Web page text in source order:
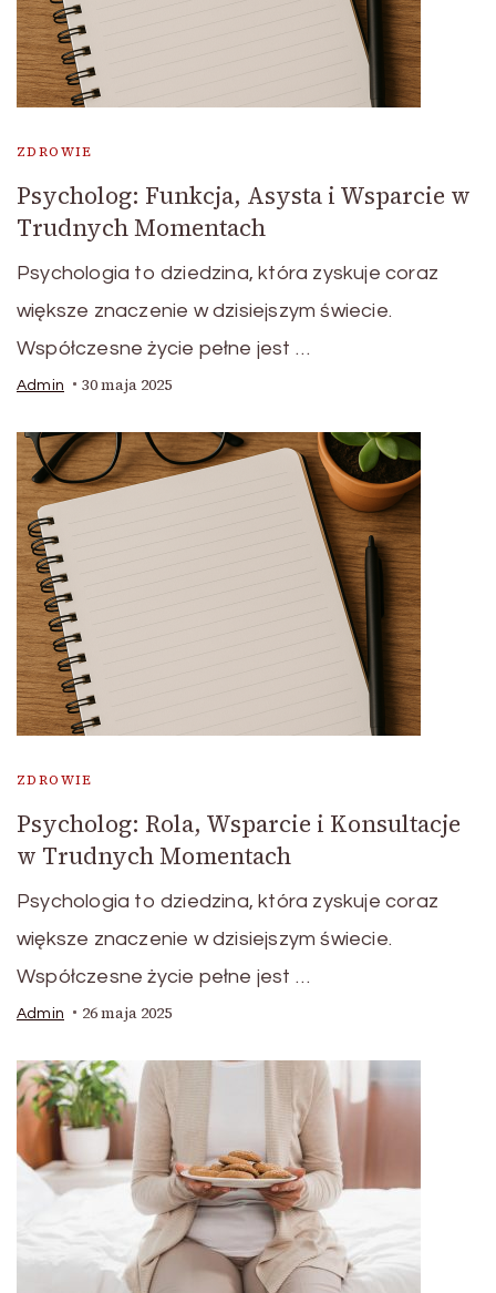
ZDROWIE
Psycholog: Funkcja, Asysta i Wsparcie w
Trudnych Momentach
Psychologia to dziedzina, która zyskuje coraz
większe znaczenie w dzisiejszym świecie.
Współczesne życie pełne jest …
Admin 30 maja 2025
ZDROWIE
Psycholog: Rola, Wsparcie i Konsultacje
w Trudnych Momentach
Psychologia to dziedzina, która zyskuje coraz
większe znaczenie w dzisiejszym świecie.
Współczesne życie pełne jest …
Admin 26 maja 2025